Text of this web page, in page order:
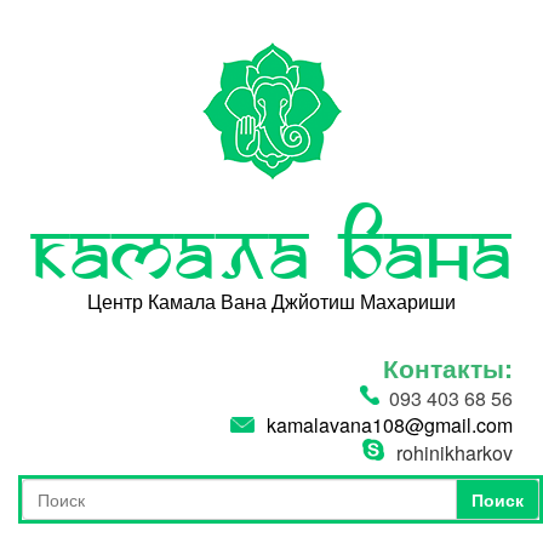
Камала Вана
Центр Камала Вана Джйотиш Махариши
Контакты:
093 403 68 56
kamalavana108@gmail.com
rohinikharkov
Форма поиска
Поиск